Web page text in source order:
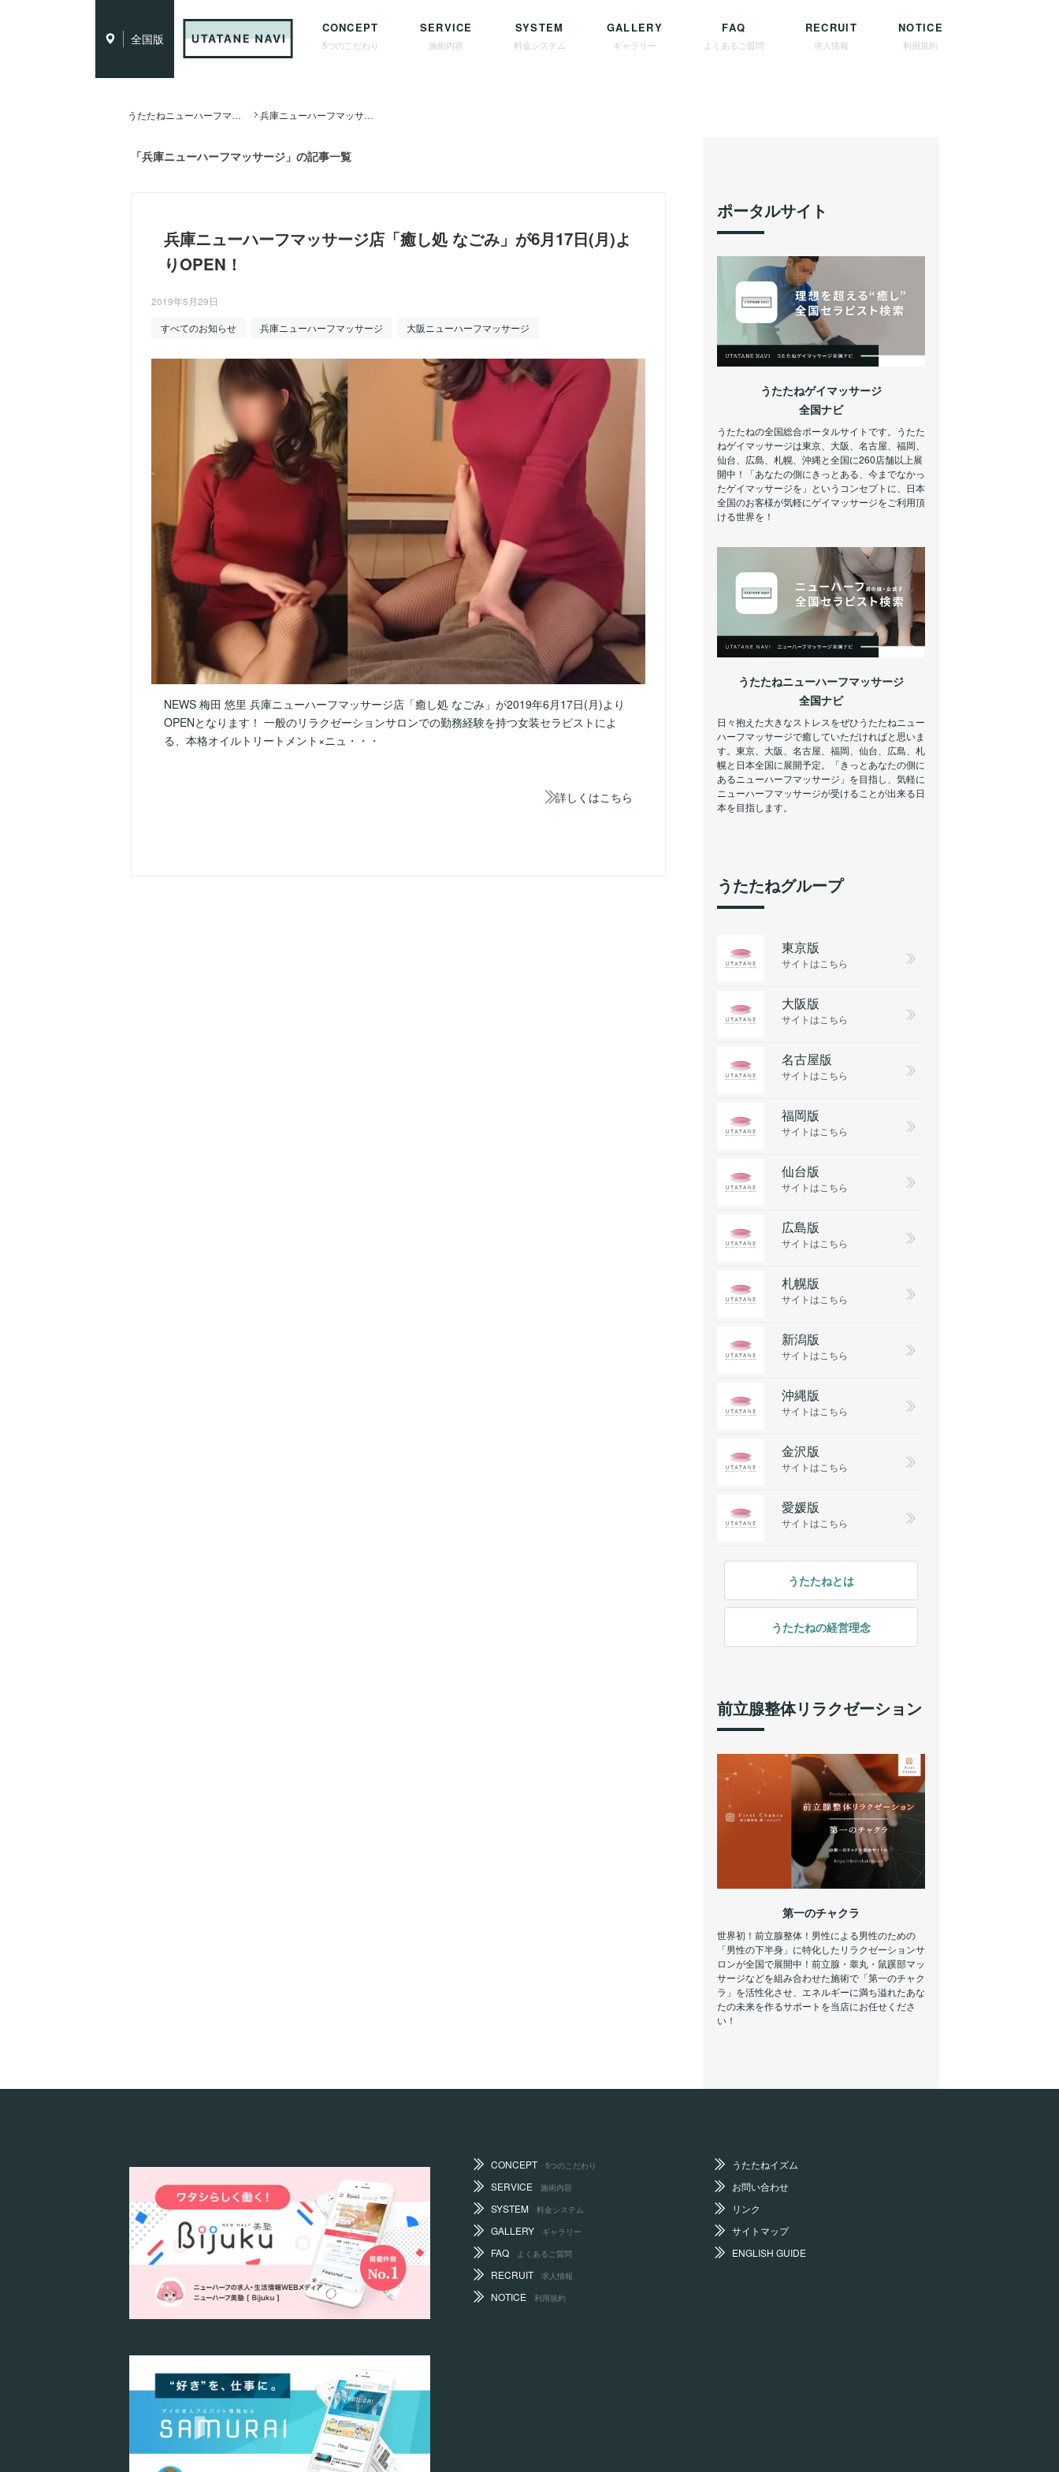
全国版
CONCEPT
5つのこだわり
SERVICE
施術内容
SYSTEM
料金システム
GALLERY
ギャラリー
FAQ
よくあるご質問
RECRUIT
求人情報
NOTICE
利用規約
うたたねニューハーフマッサージ全国ナビ TOP 兵庫ニューハーフマッサージ
「兵庫ニューハーフマッサージ」の記事一覧
兵庫ニューハーフマッサージ店「癒し処 なごみ」が6月17日(月)よ
りOPEN！
2019年5月29日
すべてのお知らせ
兵庫ニューハーフマッサージ 大阪ニューハーフマッサージ
NEWS 梅田 悠里 兵庫ニューハーフマッサージ店「癒し処 なごみ」が2019年6月17日(月)より
OPENとなります！ 一般のリラクゼーションサロンでの勤務経験を持つ女装セラピストによ
る、本格オイルトリートメント×ニュ・・・
詳しくはこちら
ポータルサイト
うたたねゲイマッサージ
全国ナビ
うたたねの全国総合ポータルサイトです。うたた
ねゲイマッサージは東京、大阪、名古屋、福岡、
仙台、広島、札幌、沖縄と全国に260店舗以上展
開中！「あなたの側にきっとある、今までなかっ
たゲイマッサージを」というコンセプトに、日本
全国のお客様が気軽にゲイマッサージをご利用頂
ける世界を！
うたたねニューハーフマッサージ
全国ナビ
日々抱えた大きなストレスをぜひうたたねニュー
ハーフマッサージで癒していただければと思いま
す。東京、大阪、名古屋、福岡、仙台、広島、札
幌と日本全国に展開予定。「きっとあなたの側に
あるニューハーフマッサージ」を目指し、気軽に
ニューハーフマッサージが受けることが出来る日
本を目指します。
うたたねグループ
東京版
サイトはこちら
大阪版
サイトはこちら
名古屋版
サイトはこちら
福岡版
サイトはこちら
仙台版
サイトはこちら
広島版
サイトはこちら
札幌版
サイトはこちら
新潟版
サイトはこちら
沖縄版
サイトはこちら
金沢版
サイトはこちら
愛媛版
サイトはこちら
うたたねとは
うたたねの経営理念
前立腺整体リラクゼーション
第一のチャクラ
世界初！前立腺整体！男性による男性のための
「男性の下半身」に特化したリラクゼーションサ
ロンが全国で展開中！前立腺・睾丸・鼠蹊部マッ
サージなどを組み合わせた施術で「第一のチャク
ラ」を活性化させ、エネルギーに満ち溢れたあな
たの未来を作るサポートを当店にお任せくださ
い！
CONCEPT 5つのこだわり
SERVICE 施術内容
SYSTEM 料金システム
GALLERY ギャラリー
FAQ よくあるご質問
RECRUIT 求人情報
NOTICE 利用規約
うたたねイズム
お問い合わせ
リンク
サイトマップ
ENGLISH GUIDE